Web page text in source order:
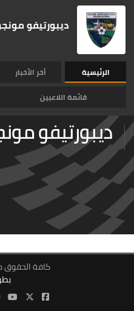
ديبورتيفو
الرئيسية أخر الأخبار
قائمة اللاعبين
ديبورتيفو
كافة